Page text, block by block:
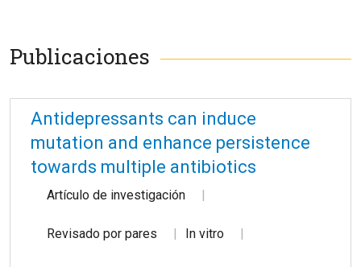
Publicaciones
Antidepressants can induce
mutation and enhance persistence
towards multiple antibiotics
Artículo de investigación
Revisado por pares In vitro